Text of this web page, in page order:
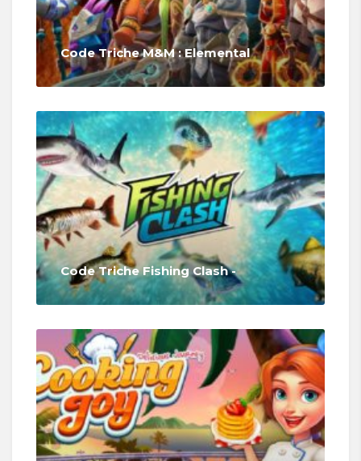
Code Triche M&M : Elemental
Code Triche Fishing Clash -